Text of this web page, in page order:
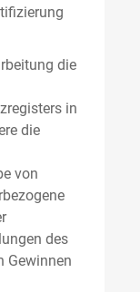
die
in
die
von
des
Gewinnen